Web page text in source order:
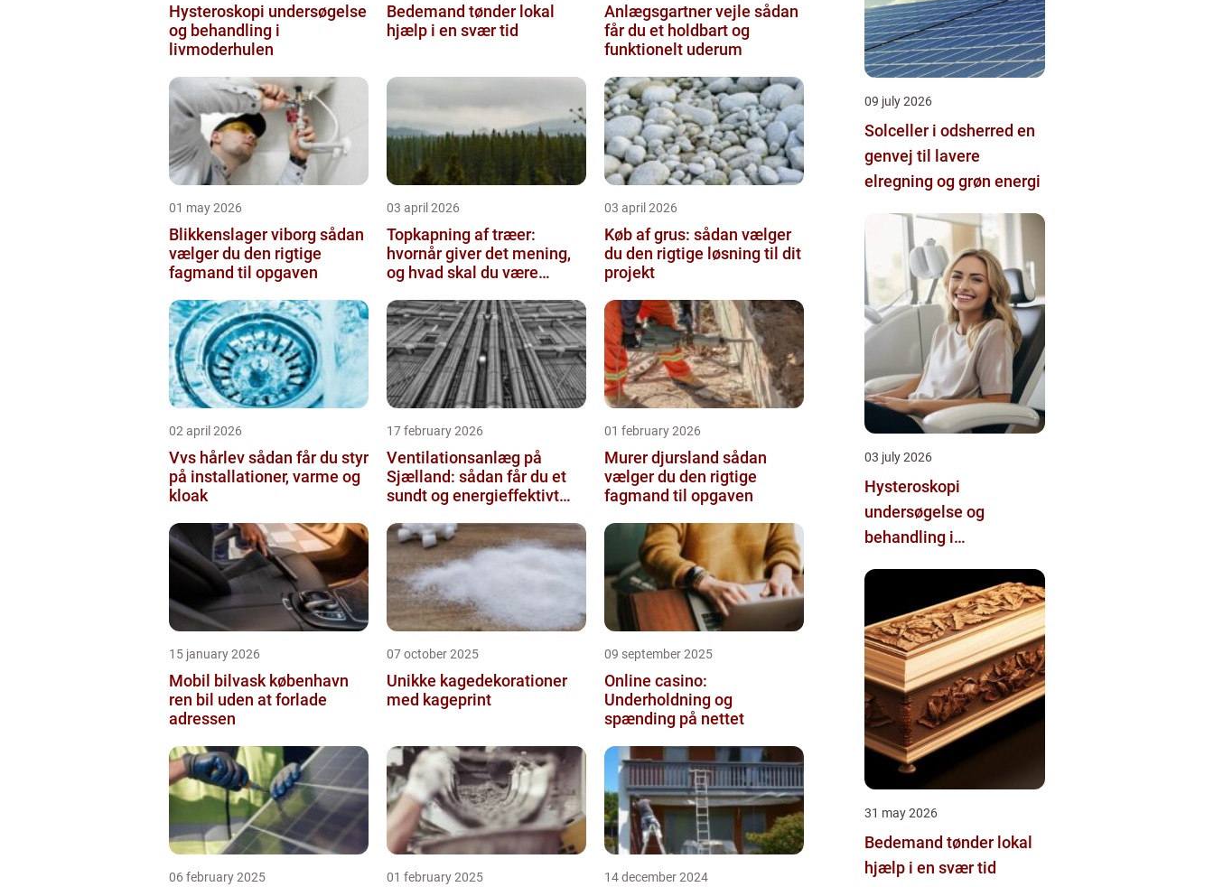
Hysteroskopi undersøgelse
og behandling i
livmoderhulen
Bedemand tønder lokal
hjælp i en svær tid
Anlægsgartner vejle sådan
får du et holdbart og
funktionelt uderum
01 may 2026
Blikkenslager viborg sådan
vælger du den rigtige
fagmand til opgaven
03 april 2026
Topkapning af træer:
hvornår giver det mening,
og hvad skal du være
03 april 2026
Køb af grus: sådan vælger
du den rigtige løsning til dit
projekt
02 april 2026
Vvs hårlev sådan får du styr
på installationer, varme og
kloak
17 february 2026
Ventilationsanlæg på
Sjælland: sådan får du et
sundt og energieffektivt
01 february 2026
Murer djursland sådan
vælger du den rigtige
fagmand til opgaven
15 january 2026
Mobil bilvask københavn
ren bil uden at forlade
adressen
07 october 2025
Unikke kagedekorationer
med kageprint
09 september 2025
Online casino:
Underholdning og
spænding på nettet
06 february 2025 01 february 2025 14 december 2024
09 july 2026
Solceller i odsherred en
genvej til lavere
elregning og grøn energi
03 july 2026
Hysteroskopi
undersøgelse og
behandling i
31 may 2026
Bedemand tønder lokal
hjælp i en svær tid